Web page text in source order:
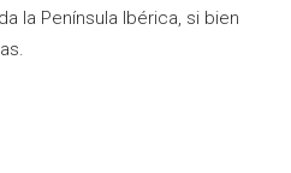
la Península Ibérica, si bien